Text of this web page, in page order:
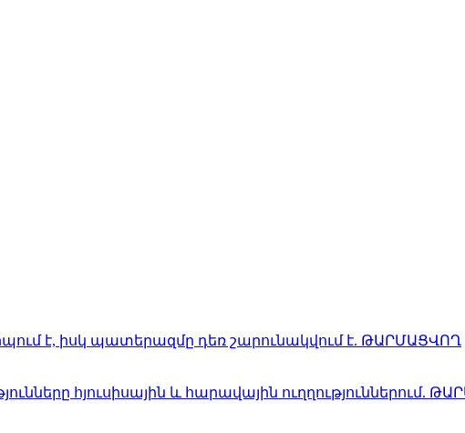
է, իսկ պատերազմը դեռ շարունակվում է. ԹԱՐՄԱՑՎՈՂ
հյուսիսային և հարավային ուղղություններում.